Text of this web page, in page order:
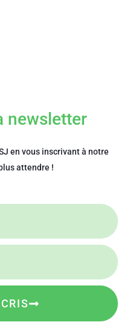
newsletter
en vous inscrivant à notre
attendre !